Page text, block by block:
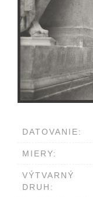
DATOVANIE:
MIERY:
VÝTVARNÝ
DRUH: